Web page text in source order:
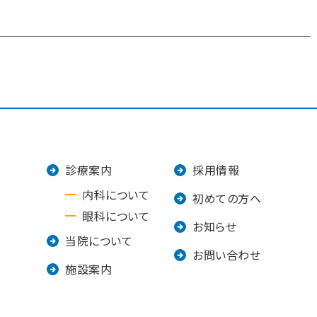
診療案内
内科について
眼科について
当院について
施設案内
採用情報
初めての方へ
お知らせ
お問い合わせ